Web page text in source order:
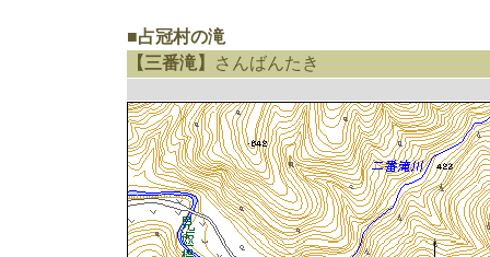
■占冠村の滝
【三番滝】
さんばんたき